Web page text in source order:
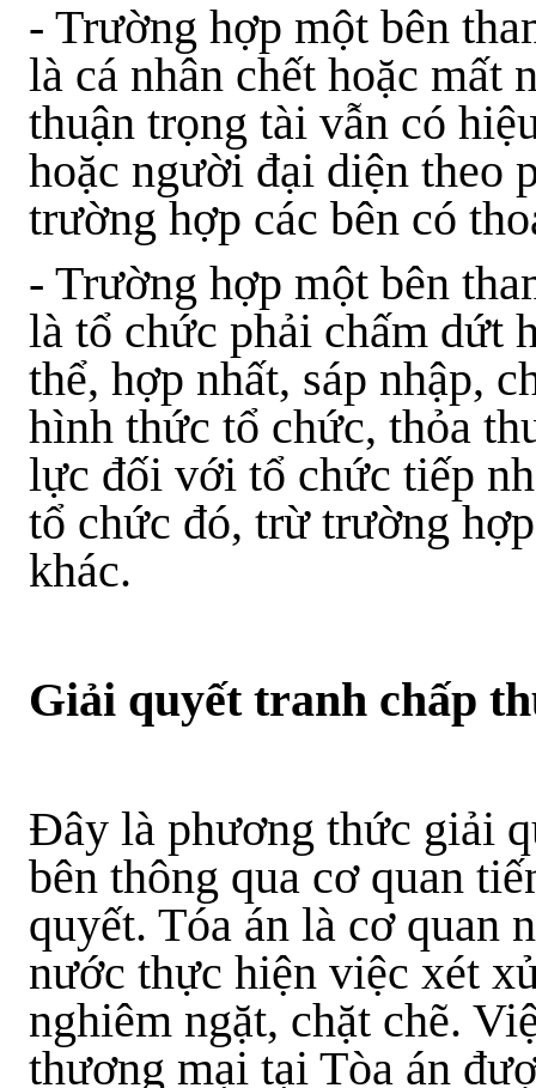
- Trường hợp một bên
là cá nhân chết hoặc mất
thuận trọng tài vẫn có
hoặc người đại diện theo
trường hợp các bên có
- Trường hợp một bên
là tổ chức phải chấm dứt
thể, hợp nhất, sáp nhập,
hình thức tổ chức, thỏa
lực đối với tổ chức tiếp
tổ chức đó, trừ trường
khác.
Giải quyết tranh chấp
Đây là phương thức giải
bên thông qua cơ quan
quyết. Tóa án là cơ quan
nước thực hiện việc xét
nghiêm ngặt, chặt chẽ.
thương mại tại Tòa án